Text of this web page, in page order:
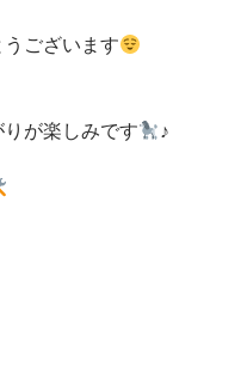
ございます
が楽しみです
♪